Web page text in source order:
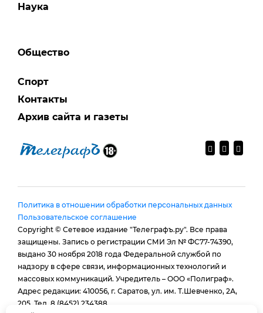
Наука
Общество
Спорт
Контакты
Архив сайта и газеты
Политика в отношении обработки персональных данных
Пользовательское соглашение
Copyright © Сетевое издание "Телеграфъ.ру". Все права
защищены. Запись о регистрации СМИ Эл № ФС77-74390,
выдано 30 ноября 2018 года Федеральной службой по
надзору в сфере связи, информационных технологий и
массовых коммуникаций. Учредитель – ООО «Полиграф».
Адрес редакции: 410056, г. Саратов, ул. им. Т.Шевченко, 2А,
205. Тел. 8 (8452) 234388.